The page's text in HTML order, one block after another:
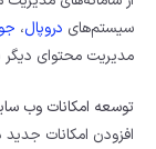
سیستم‌های دروپال،
مدیریت محتوای دیگر
توسعه امکانات وب
افزودن امکانات